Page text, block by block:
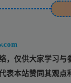
，仅供大家学习与
表本站赞同其观点